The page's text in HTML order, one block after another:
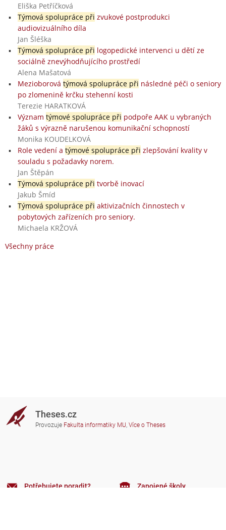
Eliška Petříčková
Týmová spolupráce při zvukové postprodukci
audiovizuálního díla
Jan Šléška
Týmová spolupráce při logopedické intervenci u dětí ze
sociálně znevýhodňujícího prostředí
Alena Mašatová
Mezioborová týmová spolupráce při následné péči o seniory
po zlomenině krčku stehenní kosti
Terezie HARATKOVÁ
Význam týmové spolupráce při podpoře AAK u vybraných
žáků s výrazně narušenou komunikační schopností
Monika KOUDELKOVÁ
Role vedení a týmové spolupráce při zlepšování kvality v
souladu s požadavky norem.
Jan Štěpán
Týmová spolupráce při tvorbě inovací
Jakub Šmíd
Týmová spolupráce při aktivizačních činnostech v
pobytových zařízeních pro seniory.
Michaela KRŽOVÁ
Všechny práce
Theses.cz
Provozuje Fakulta informatiky MU, Více o Theses
Potřebujete poradit? Zapojené školy